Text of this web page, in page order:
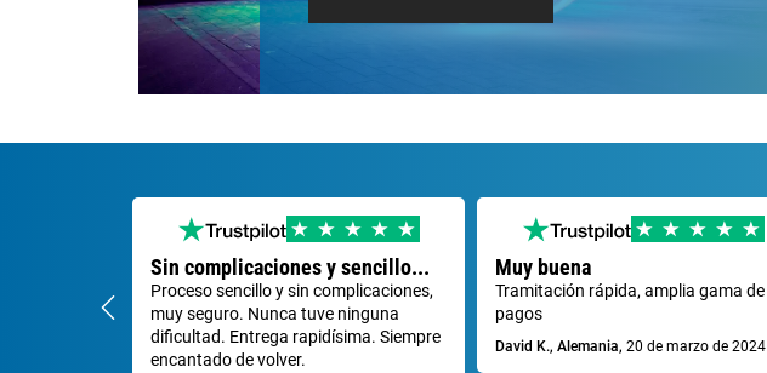
Sin complicaciones y sencillo...
Proceso sencillo y sin complicaciones,
muy seguro. Nunca tuve ninguna
dificultad. Entrega rapidísima. Siempre
encantado de volver.
Muy buena
Tramitación rápida, amplia gama de
pagos
David K., Alemania, 20 de marzo de 2024